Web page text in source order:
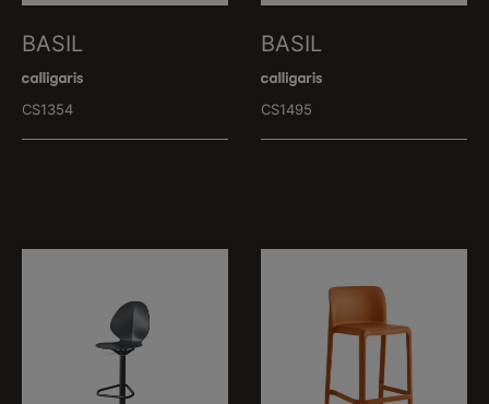
BASIL
CS1354
BASIL
CS1495